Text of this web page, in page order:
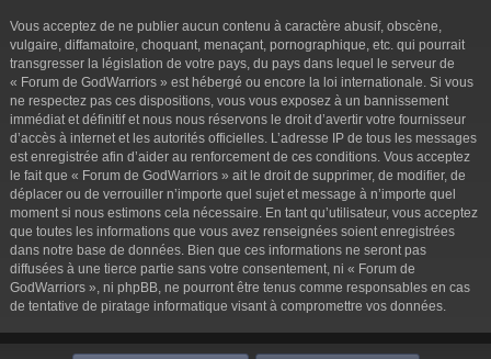
Vous acceptez de ne publier aucun contenu à caractère abusif, obscène,
vulgaire, diffamatoire, choquant, menaçant, pornographique, etc. qui pourrait
transgresser la législation de votre pays, du pays dans lequel le serveur de
« Forum de GodWarriors » est hébergé ou encore la loi internationale. Si vous
ne respectez pas ces dispositions, vous vous exposez à un bannissement
immédiat et définitif et nous nous réservons le droit d’avertir votre fournisseur
d’accès à internet et les autorités officielles. L’adresse IP de tous les messages
est enregistrée afin d’aider au renforcement de ces conditions. Vous acceptez
le fait que « Forum de GodWarriors » ait le droit de supprimer, de modifier, de
déplacer ou de verrouiller n’importe quel sujet et message à n’importe quel
moment si nous estimons cela nécessaire. En tant qu’utilisateur, vous acceptez
que toutes les informations que vous avez renseignées soient enregistrées
dans notre base de données. Bien que ces informations ne seront pas
diffusées à une tierce partie sans votre consentement, ni « Forum de
GodWarriors », ni phpBB, ne pourront être tenus comme responsables en cas
de tentative de piratage informatique visant à compromettre vos données.